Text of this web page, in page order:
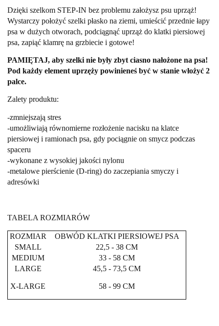
Dzięki szelkom STEP-IN bez problemu założysz psu uprząż!
Wystarczy położyć szelki płasko na ziemi, umieścić przednie łapy
psa w dużych otworach, podciągnąć uprząż do klatki piersiowej
psa, zapiąć klamrę na grzbiecie i gotowe!
PAMIĘTAJ, aby szelki nie były zbyt ciasno nałożone na psa!
Pod każdy element uprzęży powinieneś być w stanie włożyć 2
palce.
Zalety produktu:
-zmniejszają stres
-umożliwiają równomierne rozłożenie nacisku na klatce
piersiowej i ramionach psa, gdy pociągnie on smycz podczas
spaceru
-wykonane z wysokiej jakości nylonu
-metalowe pierścienie (D-ring) do zaczepiania smyczy i
adresówki
TABELA ROZMIARÓW
ROZMIAR
OBWÓD KLATKI PIERSIOWEJ PSA
SMALL
22,5 - 38 CM
MEDIUM
33 - 58 CM
LARGE
45,5 - 73,5 CM
X-LARGE 58 - 99 CM